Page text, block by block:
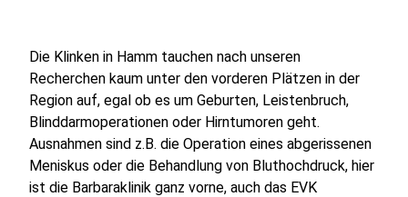
Die Klinken in Hamm tauchen nach unseren
Recherchen kaum unter den vorderen Plätzen in der
Region auf, egal ob es um Geburten, Leistenbruch,
Blinddarmoperationen oder Hirntumoren geht.
Ausnahmen sind z.B. die Operation eines abgerissenen
Meniskus oder die Behandlung von Bluthochdruck, hier
ist die Barbaraklinik ganz vorne, auch das EVK